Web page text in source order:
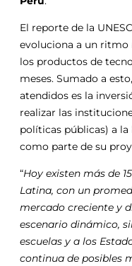
El reporte de la
evoluciona a un ritmo
los productos de
meses. Sumado a
atendidos es la
realizar las
políticas públicas) a
como parte de su
“Hoy existen más de
Latina, con un
mercado creciente y
escenario dinámico,
escuelas y a los
continua de posibles